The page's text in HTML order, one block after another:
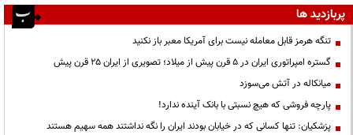
پربازدید ها
تنگه هرمز قابل معامله نیست برای آمریکا معبر باز نکنید
گستره امپراتوری ایران در ۵ قرن پیش از میلاد؛ تصویری از ایران ۲۵ قرن پیش
میانکاله در آتش می‌سوزد
پارچه فروشی که هیچ نسبتی با بانک آینده ندارد!
پزشکیان: تنها کسانی که در خیابان بودند ایران را نگه نداشتند همه سهیم هستند